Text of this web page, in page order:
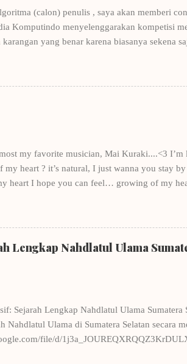
(calon) penulis , saya akan memberi
Komputindo menyelenggarakan kompetisi
yang benar karena biasanya sekena
Winna Efendi. Salah satu pembahasan di buku
Winna Efendi, saya merancang kerangka
sangat berantakan, sekarang pun masih
novel dan akhirnya membuat saya
my favorite musician, Mai Kuraki....<3
my heart ? it’s natural, I just wanna you stay
heart I hope you can feel… growing of my
with the questions, in the state of mind , who
Just a little bit , there am I in your heart?
So I give you spirit and support, “what are
not with me again, oh God rescue me!
Lengkap Nahdlatul Ulama
Sejarah Lengkap Nahdlatul Ulama
Nahdlatul Ulama di Sumatera Selatan secara
file/d/